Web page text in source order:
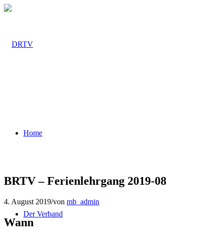
Home
Der Verband
BRTV – Ferienlehrgang 2019-08
4. August 2019/von mb_admin
Wann